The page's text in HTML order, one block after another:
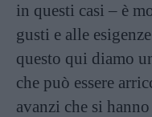
in questi casi – è
gusti e alle
questo qui diamo
che può essere
avanzi che si